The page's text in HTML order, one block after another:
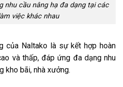
nhu cầu nâng hạ đa dạng tại các
việc khác nhau
của Naltako là sự kết hợp hoàn
và thấp, đáp ứng đa dạng nhu
kho bãi, nhà xưởng.